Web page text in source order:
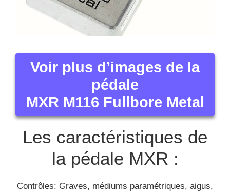
Voir plus d’images de la
pédale
MXR M116 Fullbore Metal
Les caractéristiques de
la pédale MXR :
Contrôles: Graves, médiums paramétriques, aigus,